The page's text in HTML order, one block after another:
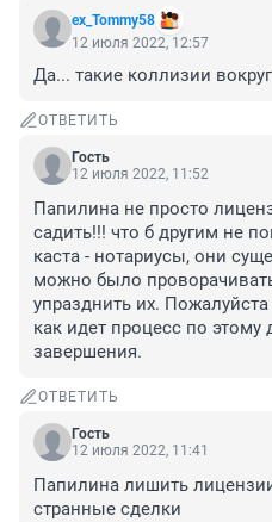
ex_Tommy58
12 июля 2022, 12:57
Да... такие коллизии
ОТВЕТИТЬ
Гость
12 июля 2022, 11:52
Папилина не просто
садить!!! что б другим не
каста - нотариусы, они
можно было
упразднить их.
как идет процесс по этому
завершения.
ОТВЕТИТЬ
Гость
12 июля 2022, 11:41
Папилина лишить
странные сделки